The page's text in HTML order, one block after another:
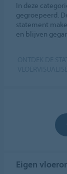
In deze
gegroepeerd.
statement
en blijven
Eigen